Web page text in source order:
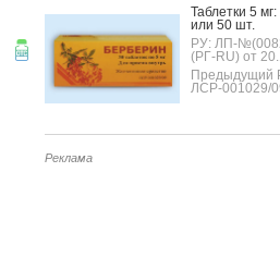
Таб­летки 5
или 50 шт.
РУ: ЛП-
(РГ-RU) от
Предыдущий
ЛСР-001029/
Реклама